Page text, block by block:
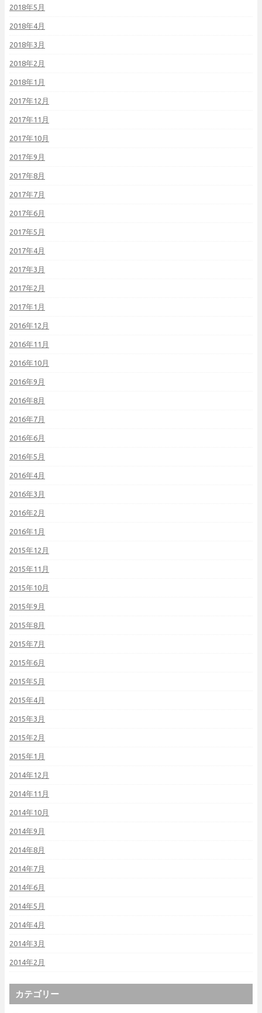
2018年5月
2018年4月
2018年3月
2018年2月
2018年1月
2017年12月
2017年11月
2017年10月
2017年9月
2017年8月
2017年7月
2017年6月
2017年5月
2017年4月
2017年3月
2017年2月
2017年1月
2016年12月
2016年11月
2016年10月
2016年9月
2016年8月
2016年7月
2016年6月
2016年5月
2016年4月
2016年3月
2016年2月
2016年1月
2015年12月
2015年11月
2015年10月
2015年9月
2015年8月
2015年7月
2015年6月
2015年5月
2015年4月
2015年3月
2015年2月
2015年1月
2014年12月
2014年11月
2014年10月
2014年9月
2014年8月
2014年7月
2014年6月
2014年5月
2014年4月
2014年3月
2014年2月
カテゴリー